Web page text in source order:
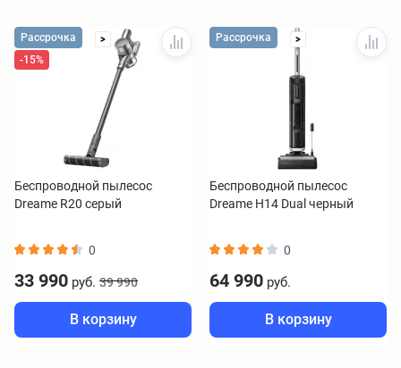
Рассрочка
>
-15%
Беспроводной пылесос
Dreame R20 серый
0
33 990 руб. 39 990
В корзину
Рассрочка >
Беспроводной пылесос
Dreame H14 Dual черный
0
64 990 руб.
В корзину